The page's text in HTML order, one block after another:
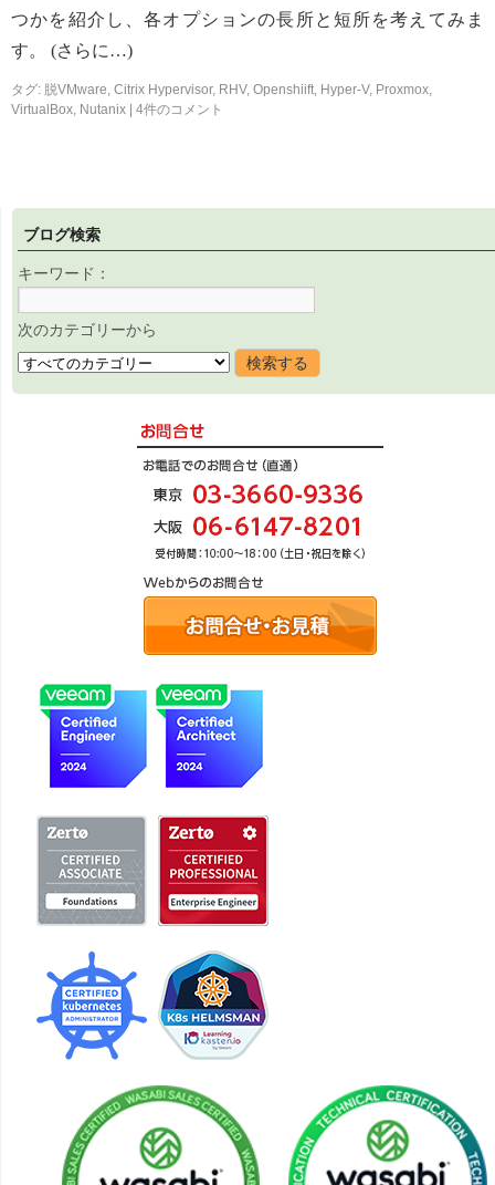
つかを紹介し、各オプションの長所と短所を考えてみま
す。 (さらに…)
タグ: 脱VMware, Citrix Hypervisor, RHV, Openshiift, Hyper-V, Proxmox,
VirtualBox, Nutanix 4件のコメント
ブログ検索
キーワード：
次のカテゴリーから